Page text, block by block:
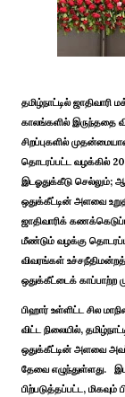
தமிழ்நாட்டில்
காலங்களில் இருந்ததை
சிறப்புகளில்
தொடரப்பட்ட வழக்கில்
இடஓதுக்கீடு செல்லும்;
ஒதுக்கீட்டின் அளவை
ஜாதிவாரிக்
மீண்டும் வழக்கு
விவரங்கள்
ஒதுக்கீட்டைக் காப்பாற்ற
பிஹார் உள்ளிட்ட சில
விட்ட நிலையில்,
ஒதுக்கீட்டின் அளவை
தேவை எழுந்துள்ளது.
பிற்படுத்தப்பட்ட,